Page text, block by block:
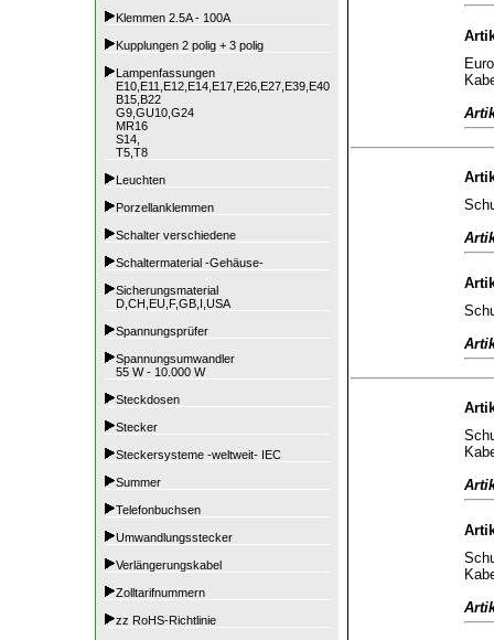
Klemmen 2.5A - 100A
Kupplungen 2 polig + 3 polig
Lampenfassungen
E10,E11,E12,E14,E17,E26,E27,E39,E40
B15,B22
G9,GU10,G24
MR16
S14,
T5,T8
Leuchten
Porzellanklemmen
Schalter verschiedene
Schaltermaterial -Gehäuse-
Sicherungsmaterial
D,CH,EU,F,GB,I,USA
Spannungsprüfer
Spannungsumwandler
55 W - 10.000 W
Steckdosen
Stecker
Steckersysteme -weltweit- IEC
Summer
Telefonbuchsen
Umwandlungsstecker
Verlängerungskabel
Zolltarifnummern
zz RoHS-Richtlinie